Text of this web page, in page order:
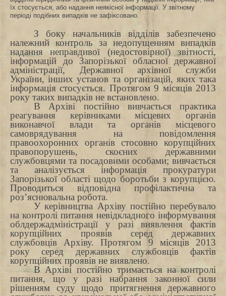
їх стосується, або надання неякісної інформації. У звітному
періоді подібних випадків не зафіксовано.
З боку начальників відділів забезпечено
належний контроль за недопущенням випадків
надання неправдивої (недостовірної) звітності,
інформацій до Запорізької обласної державної
адміністрації, Державної архівної служби
України, інших установ та організацій, яких така
інформація стосується. Протягом 9 місяців 2013
року таких випадків не встановлено.
В Архіві постійно вивчається практика
реагування керівниками місцевих органів
виконавчої влади та органів місцевого
самоврядування на повідомлення
правоохоронних органів стосовно корупційних
правопорушень, скоєних державними
службовцями та посадовими особами; вивчається
та аналізується інформація прокуратури
Запорізької області щодо боротьби з корупцією.
Проводиться відповідна профілактична та
роз’яснювальна робота.
У керівництва Архіву постійно перебувало
на контролі питання невідкладного інформування
облдержадміністрації у разі виявлення фактів
корупційних проявів серед державних
службовців Архіву. Протягом 9 місяців 2013
року серед державних службовців фактів
корупційних проявів не виявлено.
В Архіві постійно тримається на контролі
питання, що у разі набрання законної сили
рішенням суду щодо притягнення державного